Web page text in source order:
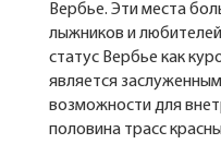
Вербье. Эти места
лыжников и
статус Вербье как
является
возможности для
половина трасс